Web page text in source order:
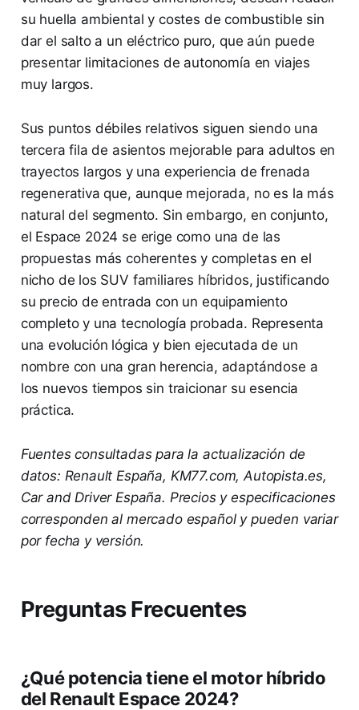
su huella ambiental y costes de combustible sin
dar el salto a un eléctrico puro, que aún puede
presentar limitaciones de autonomía en viajes
muy largos.
Sus puntos débiles relativos siguen siendo una
tercera fila de asientos mejorable para adultos en
trayectos largos y una experiencia de frenada
regenerativa que, aunque mejorada, no es la más
natural del segmento. Sin embargo, en conjunto,
el Espace 2024 se erige como una de las
propuestas más coherentes y completas en el
nicho de los SUV familiares híbridos, justificando
su precio de entrada con un equipamiento
completo y una tecnología probada. Representa
una evolución lógica y bien ejecutada de un
nombre con una gran herencia, adaptándose a
los nuevos tiempos sin traicionar su esencia
práctica.
Fuentes consultadas para la actualización de
datos: Renault España, KM77.com, Autopista.es,
Car and Driver España. Precios y especificaciones
corresponden al mercado español y pueden variar
por fecha y versión.
Preguntas Frecuentes
¿Qué potencia tiene el motor híbrido
del Renault Espace 2024?